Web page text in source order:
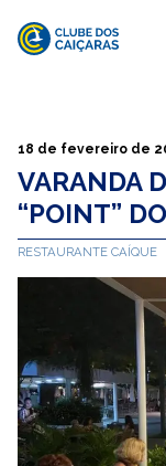
Caiçaras
18 de fevereiro de
VARANDA
“POINT”
RESTAURANTE CAÍQUE